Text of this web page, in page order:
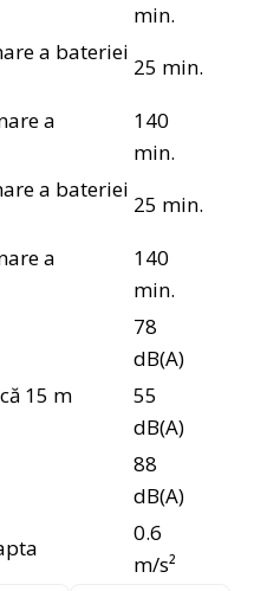
min.
a bateriei
25 min.
a
140
min.
a bateriei
25 min.
a
140
min.
78
dB(A)
15 m
55
dB(A)
88
dB(A)
0.6
m/s²